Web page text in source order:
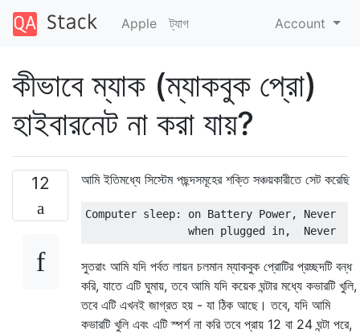
Apple ট্যাগ Account
কীভাবে ম্যাক (ম্যাকবুক প্রো)
হাইবারনেট না করা যায়?
12 আমি ইতিমধ্যে সিস্টেম পছন্দসমূহের শক্তি সঞ্চয়কারীতে সেট করেছি
Computer sleep: on Battery Power, Never
সুতরাং আমি যদি পর্বত লায়ন চলমান ম্যাকবুক প্রোটির প্রচ্ছদটি বন্ধ
করি, যাতে এটি ঘুমায়, তবে আমি যদি কয়েক ঘন্টার মধ্যে কভারটি খুলি,
তবে এটি এখনই জাগ্রত হয় - যা ঠিক আছে। তবে, যদি আমি
কভারটি খুলি এবং এটি স্পর্শ না করি তবে প্রায় 12 বা 24 ঘন্টা পরে,